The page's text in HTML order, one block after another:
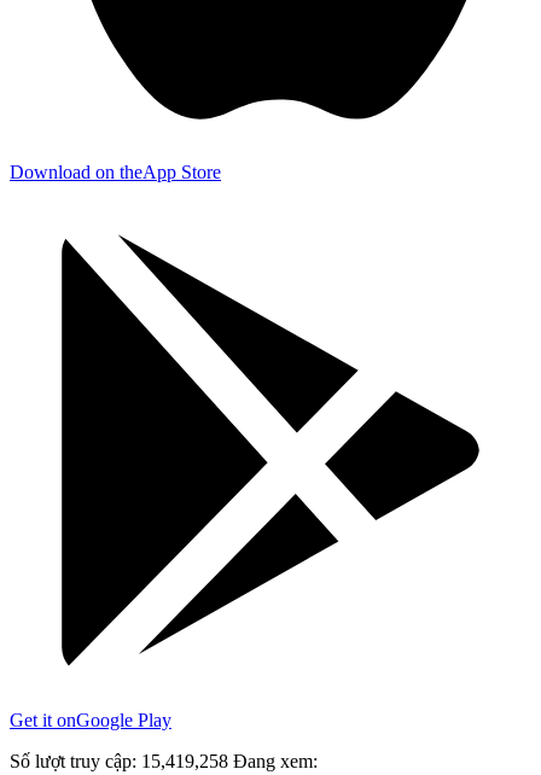
Download on theApp Store
Get it onGoogle Play
Số lượt truy cập: 15,419,258 Đang xem: